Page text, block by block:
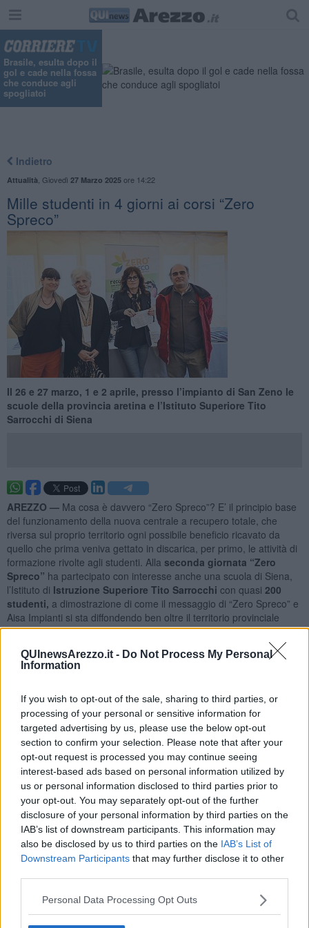
QUInewsArezzo.it - Do Not Process My Personal
Information
If you wish to opt-out of the sale, sharing to third parties, or
processing of your personal or sensitive information for
targeted advertising by us, please use the below opt-out
section to confirm your selection. Please note that after your
opt-out request is processed you may continue seeing
interest-based ads based on personal information utilized by
us or personal information disclosed to third parties prior to
your opt-out. You may separately opt-out of the further
disclosure of your personal information by third parties on the
IAB’s list of downstream participants. This information may
also be disclosed by us to third parties on the IAB’s List of
Downstream Participants that may further disclose it to other
Personal Data Processing Opt Outs
Brasile, esulta dopo il
gol e cade nella fossa
che conduce agli
spogliatoi
Indietro
Attualità Giovedì 27 Marzo 2025ore 14:22
​Mille studenti in 4 giorni ai corsi “Zero
Spreco”
Il 26 e 27 marzo, 1 e 2 aprile, presso l’impianto di San Zeno le
scuole della provincia aretina e l’Istituto Superiore Tito
Sarrocchi di Siena
AREZZO — Ma cosa è davvero “Zero Spreco”? E’ il principio base
del funzionamento della nuova centrale a recupero totale, che
riversa sul proprio territorio ogni possibile beneficio ricavato da
quello che prima veniva gettato in discarica, per primo, le attività di
formazione rivolte agli studenti. Alla seconda giornata “Zero
Spreco” ha partecipato con interesse anche una scuola di Siena,
l’Istituto di Istruzione Superiore Tito Sarrocchi con quasi 200
studenti, a dimostrazione di come il messaggio di “Zero Spreco” e
Aisa Impianti si sta diffondendo ben oltre il territorio provinciale
aretino.
Le quattro giornate di “ Zero Spreco“, che vedono alternarsi diverse
scuole superiori, coinvolgono i ragazzi in incontri e percorsi
e dal personale tecnico di Aisa Impianti s.p.a, e che comprendono
nello specifico:visita al polo tecnologico, corso di educazione
alimentare,lezioni di raccolta differenziata e trattamento rifiuti
geografia astronomicacolGruppo Astrofili Arezzo,la
produzione e gli impieghi del compost per l’agricoltura
biologica.
Per i ragazzi si tratta di un’occasione per conoscere il
funzionamento delle infrastrutture pubbliche preposte alla
protezione ambientale e su cui è importante formare una coscienza
civica.
internazionale, l’azienda è impegnata al massimo perché i giovani
possano conoscere le infrastrutture normative e i benefici